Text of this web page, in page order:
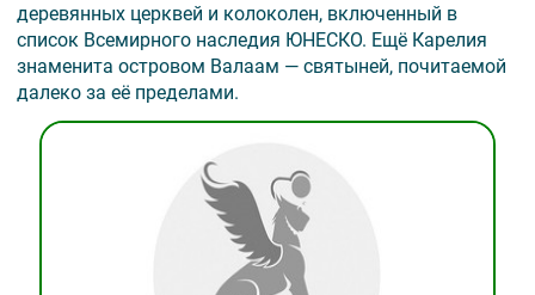
деревянных церквей и колоколен, включенный в
список Всемирного наследия ЮНЕСКО. Ещё Карелия
знаменита островом Валаам — святыней, почитаемой
далеко за её пределами.